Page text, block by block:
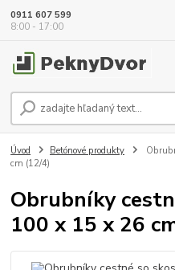
0911 607 599
8:00 - 17:00
Úvod Betónové produkty
cm (12/4)
Obrubníky
100 x 15 x 26